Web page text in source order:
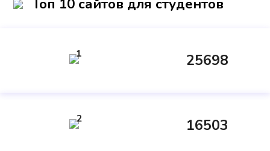
Топ 10 сайтов для студентов
1 25698
2 16503